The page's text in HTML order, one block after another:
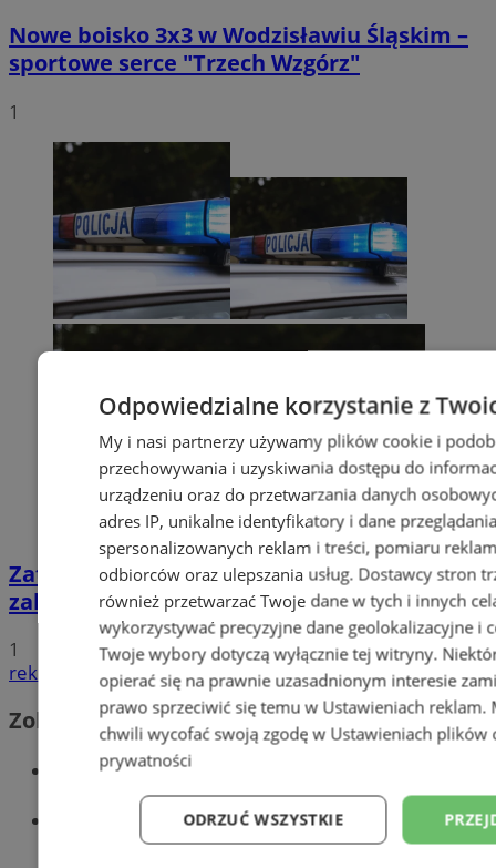
Nowe boisko 3x3 w Wodzisławiu Śląskim –
sportowe serce "Trzech Wzgórz"
1
Zatrzymany za złamanie podwójnego
zakazu prowadzenia pojazdów!
1
reklama
Zobacz również
Wiadomości kryminalne w Wodzisławiu
Wiadomości lokalne
Odpowiedzialne korzystanie z
My i nasi partnerzy używamy plików cookie i
przechowywania i uzyskiwania dostępu do
urządzeniu oraz do przetwarzania danych
adres IP, unikalne identyfikatory i dane
spersonalizowanych reklam i treści, pomiaru
odbiorców oraz ulepszania usług. Dostawcy stron
również przetwarzać Twoje dane w tych i innych
wykorzystywać precyzyjne dane geolokalizacyjne i
Twoje wybory dotyczą wyłącznie tej witryny.
opierać się na prawnie uzasadnionym interesie
prawo sprzeciwić się temu w Ustawieniach reklam.
chwili wycofać swoją zgodę w Ustawieniach plików
prywatności
ODRZUĆ WSZYSTKIE